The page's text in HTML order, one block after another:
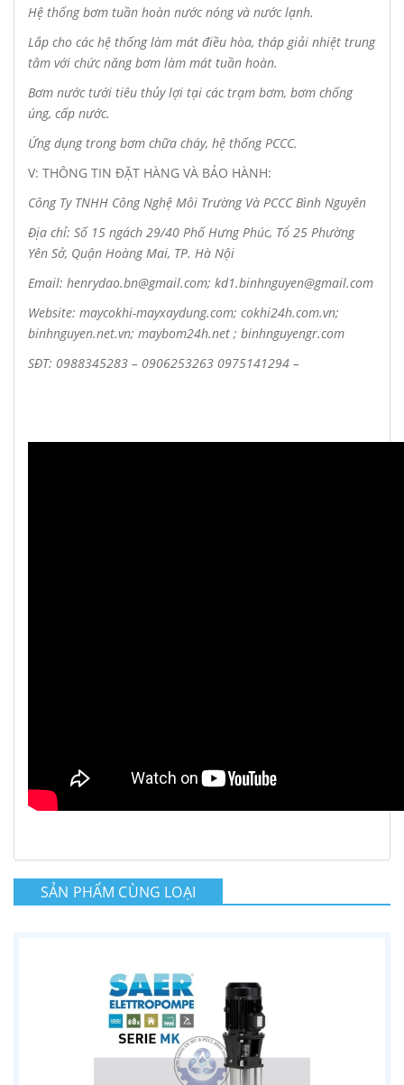
Hệ thống bơm tuần hoàn nước nóng và nước lạnh.
Lắp cho các hệ thống làm mát điều hòa, tháp giải nhiệt trung
tâm với chức năng bơm làm mát tuần hoàn.
Bơm nước tưới tiêu thủy lợi tại các trạm bơm, bơm chống
úng, cấp nước.
Ứng dụng trong bơm chữa cháy, hệ thống PCCC.
V: THÔNG TIN ĐẶT HÀNG VÀ BẢO HÀNH:
Công Ty TNHH Công Nghệ Môi Trường Và PCCC Bình Nguyên
Địa chỉ: Số 15 ngách 29/40 Phố Hưng Phúc, Tổ 25 Phường
Yên Sở, Quận Hoàng Mai, TP. Hà Nội
Email: henrydao.bn@gmail.com; kd1.binhnguyen@gmail.com
Website: maycokhi-mayxaydung.com; cokhi24h.com.vn;
binhnguyen.net.vn; maybom24h.net ; binhnguyengr.com
SĐT: 0988345283 – 0906253263 0975141294 –
SẢN PHẨM CÙNG LOẠI